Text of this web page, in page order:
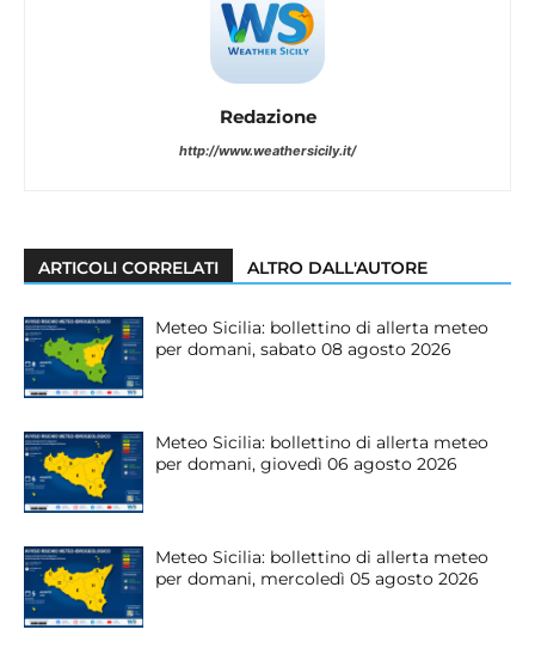
Redazione
http://www.weathersicily.it/
ARTICOLI CORRELATI ALTRO DALL'AUTORE
Meteo Sicilia: bollettino di allerta meteo
per domani, sabato 08 agosto 2026
Meteo Sicilia: bollettino di allerta meteo
per domani, giovedì 06 agosto 2026
Meteo Sicilia: bollettino di allerta meteo
per domani, mercoledì 05 agosto 2026